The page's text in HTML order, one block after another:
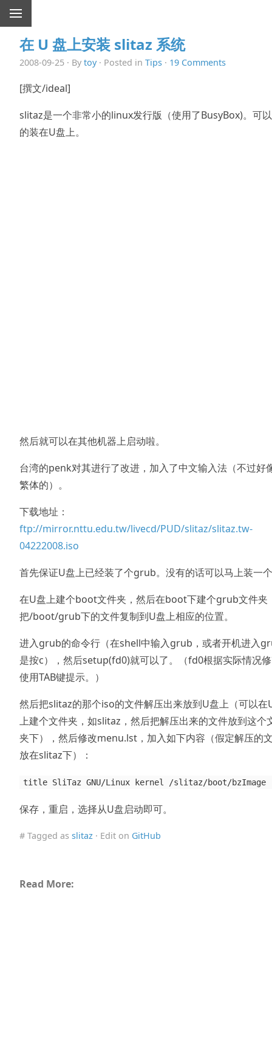
在 U 盘上安装 slitaz 系统
2008-09-25 · By toy· Posted in Tips · 19 Comments
[撰文/ideal]
slitaz是一个非常小的linux发行版（使用了BusyBox)。可
的装在U盘上。
然后就可以在其他机器上启动啦。
台湾的penk对其进行了改进，加入了中文输入法（不过好
繁体的）。
下载地址：
ftp://mirror.nttu.edu.tw/livecd/PUD/slitaz/slitaz.tw-
04222008.iso
首先保证U盘上已经装了个grub。没有的话可以马上装一
在U盘上建个boot文件夹，然后在boot下建个grub文件夹
把/boot/grub下的文件复制到U盘上相应的位置。
进入grub的命令行（在shell中输入grub，或者开机进入
是按c），然后setup(fd0)就可以了。（fd0根据实际情况
使用TAB键提示。）
然后把slitaz的那个iso的文件解压出来放到U盘上（可以在
上建个文件夹，如slitaz，然后把解压出来的文件放到这个
夹下），然后修改menu.lst，加入如下内容（假定解压的
放在slitaz下）：
title SliTaz GNU/Linux kernel /slitaz/boot/bzImage
保存，重启，选择从U盘启动即可。
# Tagged as slitaz · Edit on GitHub
Read More: